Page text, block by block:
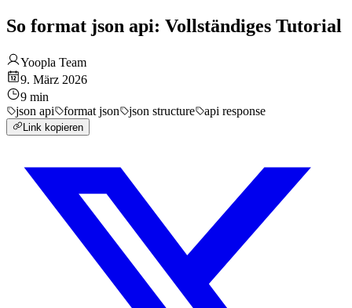
So format json api: Vollständiges Tutorial
Yoopla Team
9. März 2026
9 min
json api
format json json structure api response
Link kopieren